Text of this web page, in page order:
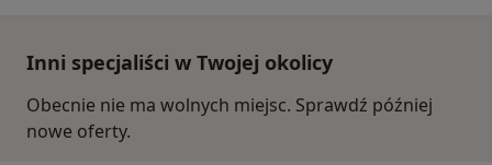
Inni specjaliści w Twojej okolicy
Obecnie nie ma wolnych miejsc. Sprawdź później
nowe oferty.